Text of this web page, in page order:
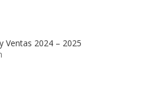
Ventas 2024 – 2025